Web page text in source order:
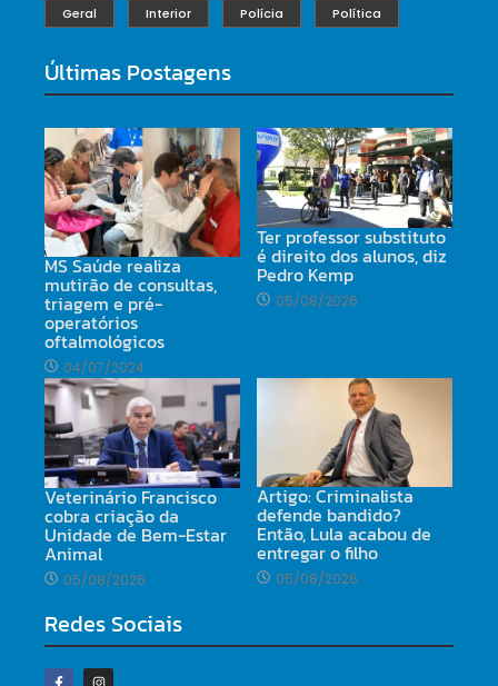
Geral Interior Polícia Política
Últimas Postagens
MS Saúde realiza
mutirão de consultas,
triagem e pré-
operatórios
oftalmológicos
04/07/2024
Ter professor substituto
é direito dos alunos, diz
Pedro Kemp
05/08/2026
Veterinário Francisco
cobra criação da
Unidade de Bem-Estar
Animal
05/08/2026
Artigo: Criminalista
defende bandido?
Então, Lula acabou de
entregar o filho
05/08/2026
Redes Sociais